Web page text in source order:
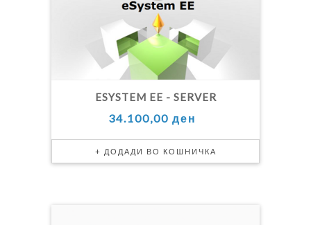
ESYSTEM EE - SERVER
34.100,00 ден